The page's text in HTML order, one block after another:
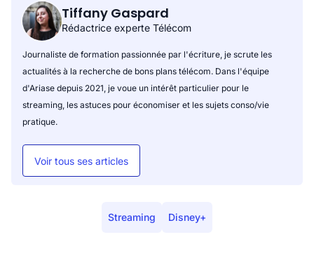
Tiffany Gaspard
Rédactrice experte Télécom
Journaliste de formation passionnée par l'écriture, je scrute les
actualités à la recherche de bons plans télécom. Dans l'équipe
d'Ariase depuis 2021, je voue un intérêt particulier pour le
streaming, les astuces pour économiser et les sujets conso/vie
pratique.
Voir tous ses articles
Streaming Disney+